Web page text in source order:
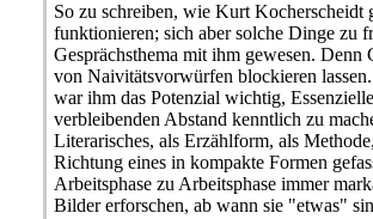
So zu schreiben, wie Kurt Kocherscheidt
funktionieren; sich aber solche Dinge zu
Gesprächsthema mit ihm gewesen.
von Naivitätsvorwürfen blockieren
war ihm das Potenzial wichtig,
verbleibenden Abstand kenntlich zu
Literarisches, als Erzählform, als
Richtung eines in kompakte Formen
Arbeitsphase zu Arbeitsphase immer
Bilder erforschen, ab wann sie "etwas"